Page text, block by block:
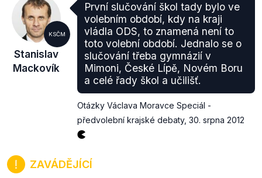
KSČM
Stanislav
Mackovík
První slučování škol tady bylo ve
volebním období, kdy na kraji
vládla ODS, to znamená není to
toto volební období. Jednalo se o
slučování třeba gymnázií v
Mimoni, České Lípě, Novém Boru
a celé řady škol a učilišť.
Otázky Václava Moravce Speciál -
předvolební krajské debaty, 30. srpna 2012
ZAVÁDĚJÍCÍ